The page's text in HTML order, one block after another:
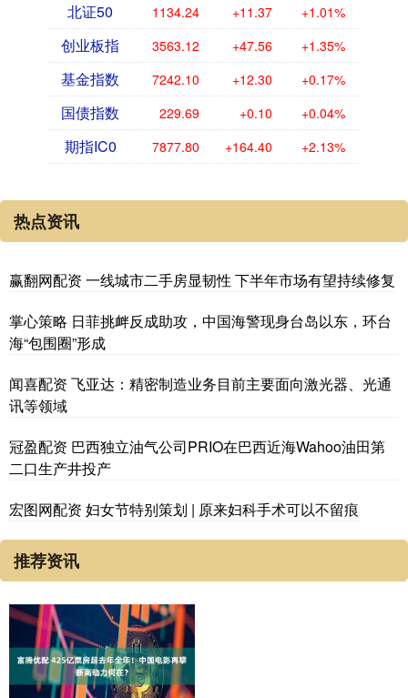
北证50 1134.24 +11.37 +1.01%
创业板指 3563.12 +47.56 +1.35%
基金指数 7242.10 +12.30 +0.17%
国债指数 229.69 +0.10 +0.04%
期指IC0 7877.80 +164.40 +2.13%
热点资讯
赢翻网配资 一线城市二手房显韧性 下半年市场有望持续修复
掌心策略 日菲挑衅反成助攻，中国海警现身台岛以东，环台
海“包围圈”形成
闻喜配资 飞亚达：精密制造业务目前主要面向激光器、光通
讯等领域
冠盈配资 巴西独立油气公司PRIO在巴西近海Wahoo油田第
二口生产井投产
宏图网配资 妇女节特别策划 | 原来妇科手术可以不留痕
推荐资讯